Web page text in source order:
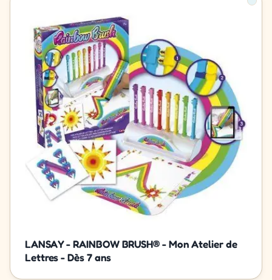
LANSAY - RAINBOW BRUSH® - Mon Atelier de
Lettres - Dès 7 ans